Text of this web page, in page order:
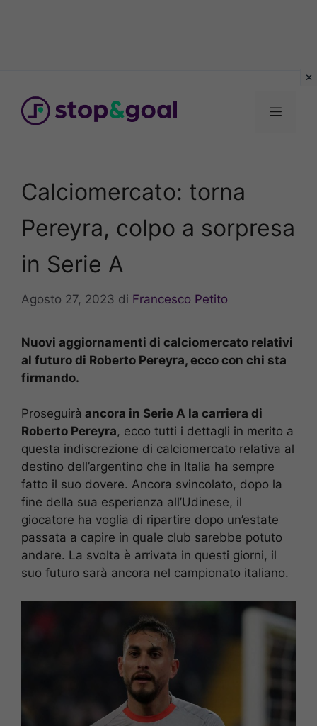
contenuto
Menu
Calciomercato: torna
Pereyra, colpo a sorpresa
in Serie A
Agosto 27, 2023 di Francesco Petito
Nuovi aggiornamenti di calciomercato relativi
al futuro di Roberto Pereyra, ecco con chi sta
firmando.
Proseguirà ancora in Serie A la carriera di
Roberto Pereyra, ecco tutti i dettagli in merito a
questa indiscrezione di calciomercato relativa al
destino dell’argentino che in Italia ha sempre
fatto il suo dovere. Ancora svincolato, dopo la
fine della sua esperienza all’Udinese, il
giocatore ha voglia di ripartire dopo un’estate
passata a capire in quale club sarebbe potuto
andare. La svolta è arrivata in questi giorni, il
suo futuro sarà ancora nel campionato italiano.